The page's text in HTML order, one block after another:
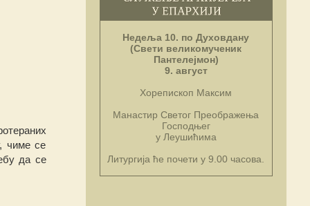
чиме се
да се
Недеља 10. по Духовдану
(Свети великомученик
Пантелејмон)
9. август
Хорепископ Максим
Манастир Светог Преображења
Господњег
у Леушићима
Литургија ће почети у 9.00 часова.